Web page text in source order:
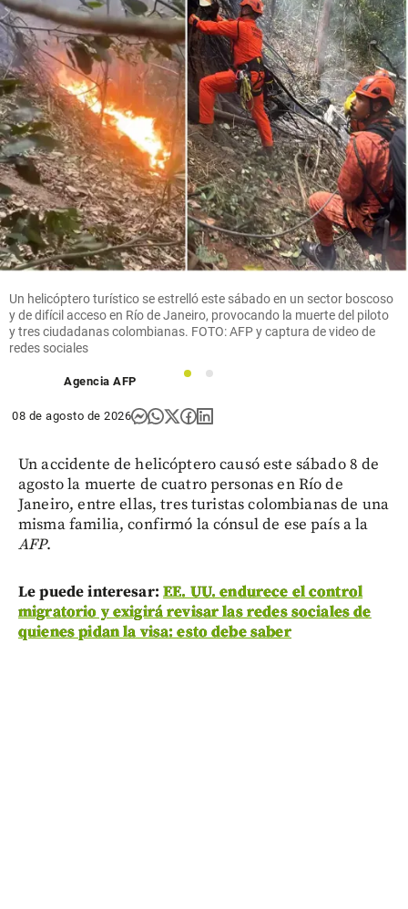
Un helicóptero turístico se estrelló este sábado en un sector boscoso
y de difícil acceso en Río de Janeiro, provocando la muerte del piloto
y tres ciudadanas colombianas. FOTO: AFP y captura de video de
redes sociales
1 2
Agencia AFP
08 de agosto de 2026
Un accidente de helicóptero causó este sábado 8 de
agosto la muerte de cuatro personas en Río de
Janeiro, entre ellas, tres turistas colombianas de una
misma familia, confirmó la cónsul de ese país a la
AFP.
Le puede interesar: EE. UU. endurece el control
migratorio y exigirá revisar las redes sociales de
quienes pidan la visa: esto debe saber